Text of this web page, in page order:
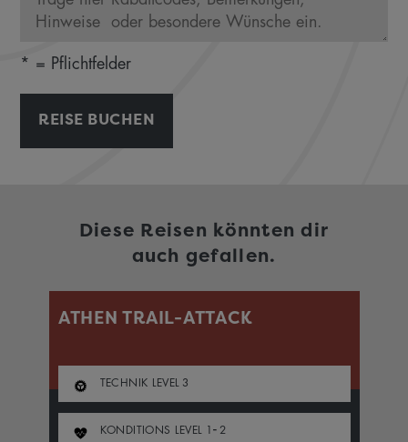
* = Pflichtfelder
REISE BUCHEN
Diese Reisen könnten dir
auch gefallen.
ATHEN TRAIL-ATTACK
TECHNIK LEVEL 3
KONDITIONS LEVEL 1- 2